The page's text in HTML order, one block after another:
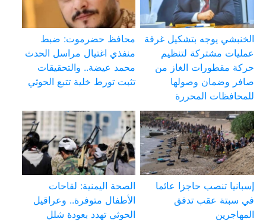
الخنبشي يوجه بتشكيل غرفة
عمليات مشتركة لتنظيم
حركة مقطورات الغاز من
صافر وضمان وصولها
للمحافظات المحررة
محافظ حضرموت: ضبط
منفذي اغتيال مراسل الحدث
محمد عيضة.. والتحقيقات
تثبت تورط خلية تتبع الحوثي
إسبانيا تنصب حاجزا عائما
في سبتة عقب تدفق
المهاجرين
الصحة اليمنية: لقاحات
الأطفال متوفرة.. وعراقيل
الحوثي تهدد بعودة شلل